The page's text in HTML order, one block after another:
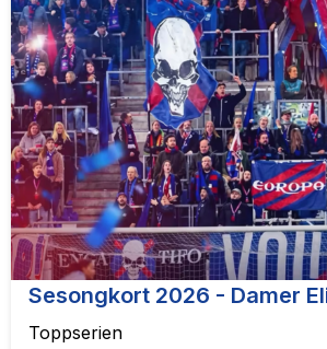
Sesongkort 2026 - Damer
Toppserien